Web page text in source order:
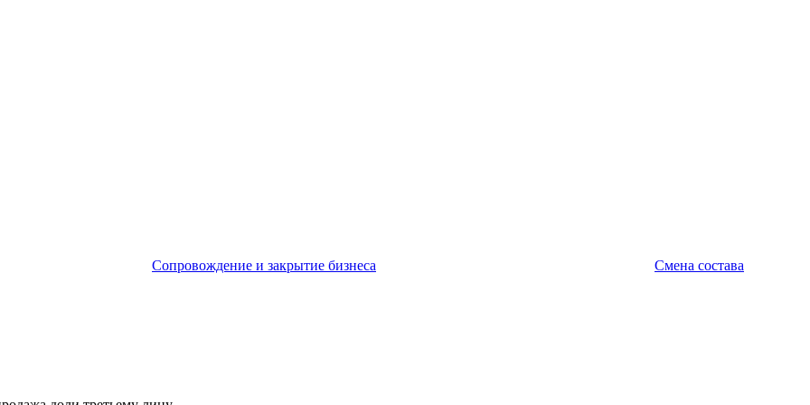
Сопровождение и закрытие бизнеса Смена состава